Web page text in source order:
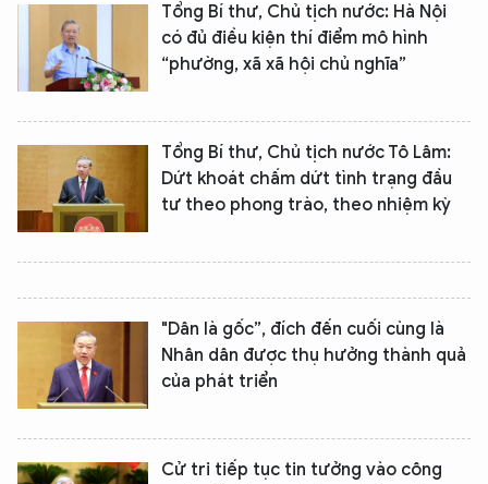
Tổng Bí thư, Chủ tịch nước: Hà Nội
có đủ điều kiện thí điểm mô hình
“phường, xã xã hội chủ nghĩa”
Tổng Bí thư, Chủ tịch nước Tô Lâm:
Dứt khoát chấm dứt tình trạng đầu
tư theo phong trào, theo nhiệm kỳ
"Dân là gốc”, đích đến cuối cùng là
Nhân dân được thụ hưởng thành quả
của phát triển
Cử tri tiếp tục tin tưởng vào công